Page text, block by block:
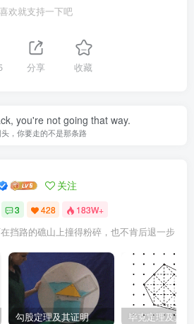
喜欢就支持一下吧
分享 收藏
you're not going that way.
，你要走的不是那条路
关注
3 428 183W+
挡路的礁山上撞得粉碎，也不肯后退一步
勾股定理及其证明 毕克定理及其